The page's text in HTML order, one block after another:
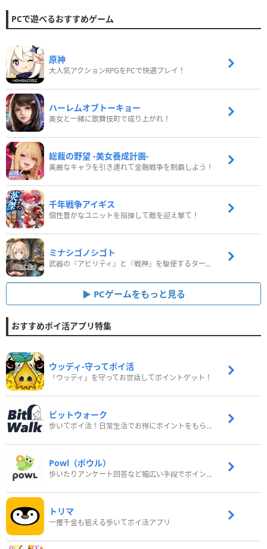
PCで遊べるおすすめゲーム
原神
大人気アクションRPGをPCで快適プレイ！
ハーレムオブトーキョー
美女と一緒に歌舞伎町で成り上がれ！
総裁の野望 -美女養成計画-
美麗なキャラを引き連れて金融戦争を制覇しよう！
千年戦争アイギス
個性豊かなユニットを指揮して敵を迎え撃て！
ミナシゴノシゴト
武器の『アビリティ』と『戦神』を駆使するターン制コマンドバトルRPG！
PCゲームをもっと見る
おすすめポイ活アプリ特集
ウッディ‐守ってポイ活
「ウッディ」を守ってお世話してポイントゲット！
ビットウォーク
歩いてポイ活！日常生活でお得にポイントをもらおう
Powl（ポウル）
歩いたりアンケート回答など幅広い手段でポイントをゲット
トリマ
一攫千金も狙える歩いてポイ活アプリ